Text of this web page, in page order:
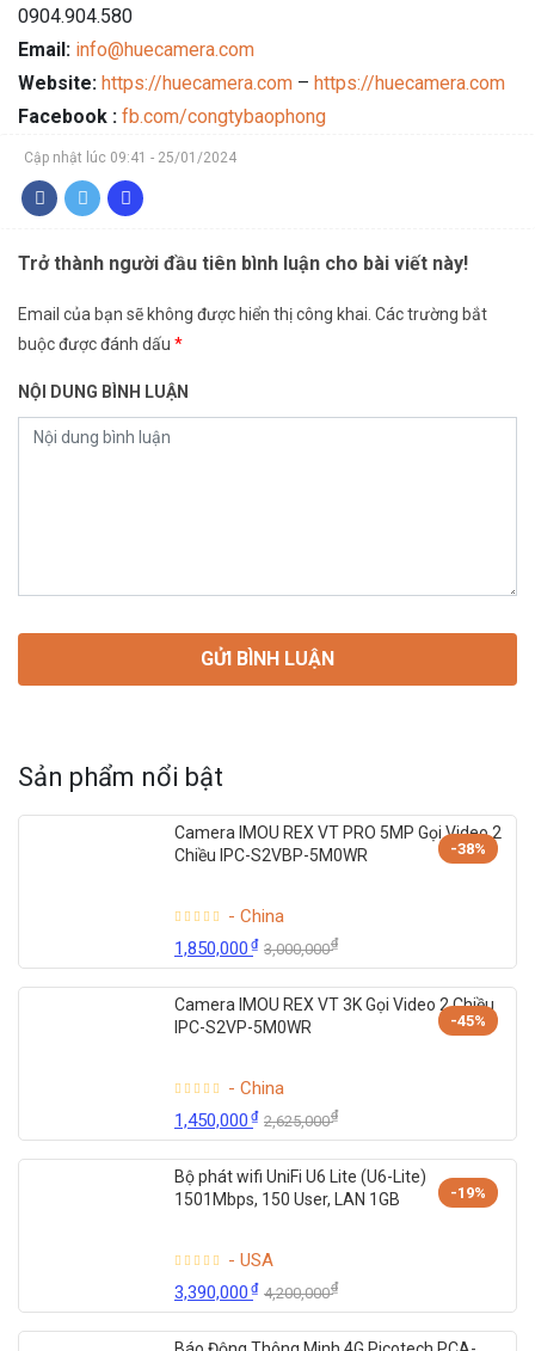
0904.904.580
Email: info@huecamera.com
Website: https://huecamera.com – https://huecamera.com
Facebook : fb.com/congtybaophong
Cập nhật lúc 09:41 - 25/01/2024
Trở thành người đầu tiên bình luận cho bài viết này!
Email của bạn sẽ không được hiển thị công khai. Các trường bắt
buộc được đánh dấu *
NỘI DUNG BÌNH LUẬN
Sản phẩm nổi bật
-38%
Camera IMOU REX VT PRO 5MP Gọi Video 2
Chiều IPC-S2VBP-5M0WR
- China
1,850,000₫ 3,000,000₫
-45%
Camera IMOU REX VT 3K Gọi Video 2 Chiều
IPC-S2VP-5M0WR
- China
1,450,000₫ 2,625,000₫
-19%
Bộ phát wifi UniFi U6 Lite (U6-Lite)
1501Mbps, 150 User, LAN 1GB
- USA
3,390,000₫ 4,200,000₫